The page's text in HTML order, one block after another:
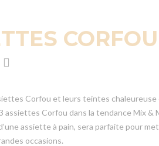
Corfou et leurs teintes
assiettes Corfou dans la tendance Mix &
assiette à pain, sera parfaite pour
occasions.